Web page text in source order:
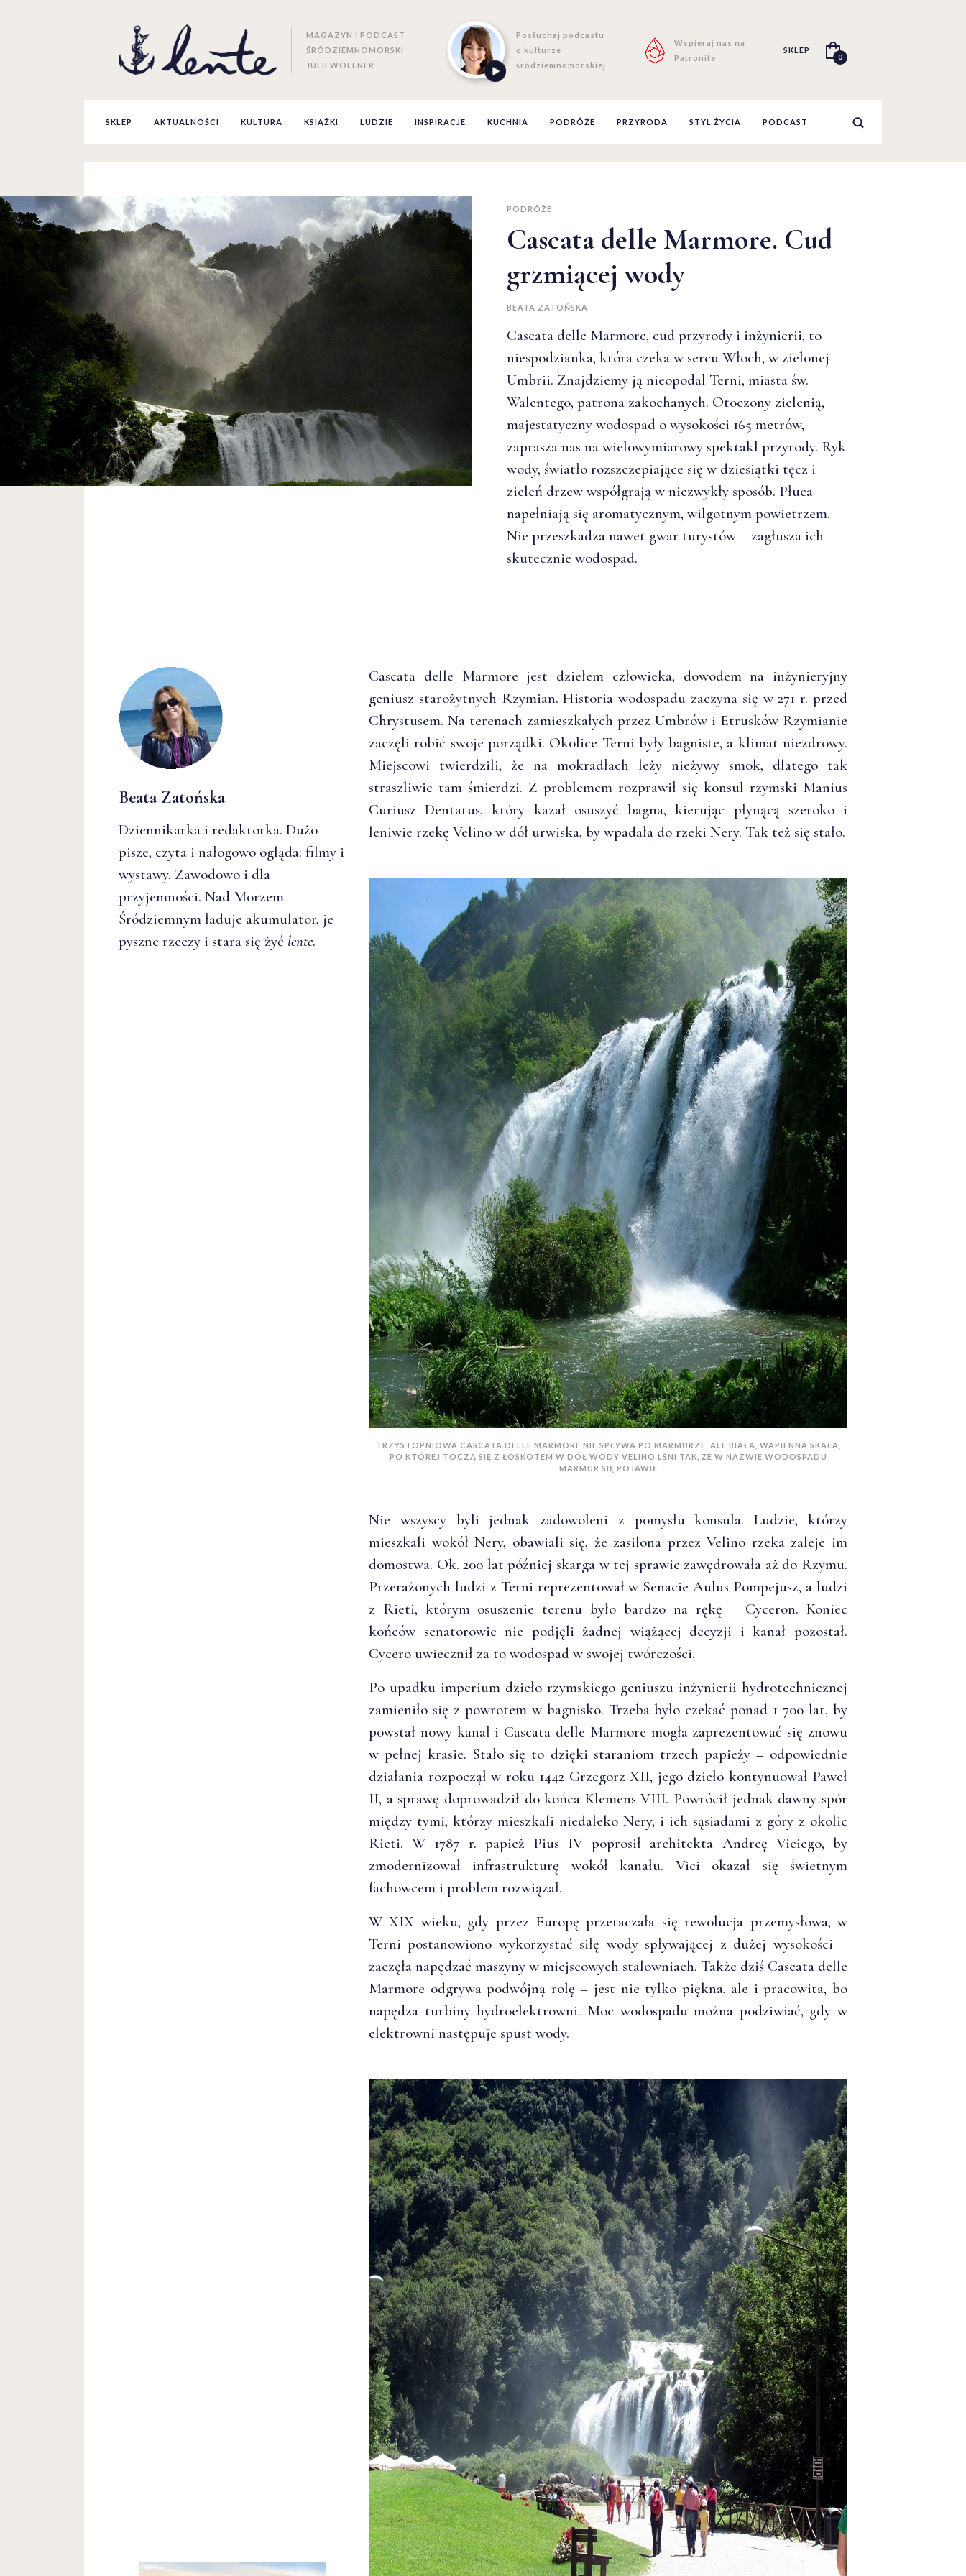
MAGAZYN I PODCAST
ŚRÓDZIEMNOMORSKI
JULII WOLLNER
Posłuchaj podcastu
o kulturze
śródziemnomorskiej
Wspieraj nas na
Patronite
SKLEP
0
SKLEP AKTUALNOŚCI KULTURA KSIĄŻKI LUDZIE INSPIRACJE KUCHNIA PODRÓŻE PRZYRODA STYL ŻYCIA PODCAST
PODRÓŻE
Cascata delle Marmore. Cud
grzmiącej wody
BEATA ZATOŃSKA
Cascata delle Marmore, cud przyrody i inżynierii, to
niespodzianka, która czeka w sercu Włoch, w zielonej
Umbrii. Znajdziemy ją nieopodal Terni, miasta św.
Walentego, patrona zakochanych. Otoczony zielenią,
majestatyczny wodospad o wysokości 165 metrów,
zaprasza nas na wielowymiarowy spektakl przyrody. Ryk
wody, światło rozszczepiające się w dziesiątki tęcz i
zieleń drzew współgrają w niezwykły sposób. Płuca
napełniają się aromatycznym, wilgotnym powietrzem.
Nie przeszkadza nawet gwar turystów – zagłusza ich
skutecznie wodospad.
Beata Zatońska
Dziennikarka i redaktorka. Dużo
pisze, czyta i nałogowo ogląda: filmy i
wystawy. Zawodowo i dla
przyjemności. Nad Morzem
Śródziemnym ładuje akumulator, je
pyszne rzeczy i stara się żyć lente.
Cascata delle Marmore jest dziełem człowieka, dowodem na inżynieryjny
geniusz starożytnych Rzymian. Historia wodospadu zaczyna się w 271 r. przed
Chrystusem. Na terenach zamieszkałych przez Umbrów i Etrusków Rzymianie
zaczęli robić swoje porządki. Okolice Terni były bagniste, a klimat niezdrowy.
Miejscowi twierdzili, że na mokradłach leży nieżywy smok, dlatego tak
straszliwie tam śmierdzi. Z problemem rozprawił się konsul rzymski Manius
Curiusz Dentatus, który kazał osuszyć bagna, kierując płynącą szeroko i
leniwie rzekę Velino w dół urwiska, by wpadała do rzeki Nery. Tak też się stało.
TRZYSTOPNIOWA CASCATA DELLE MARMORE NIE SPŁYWA PO MARMURZE, ALE BIAŁA, WAPIENNA SKAŁA,
PO KTÓREJ TOCZĄ SIĘ Z ŁOSKOTEM W DÓŁ WODY VELINO LŚNI TAK, ŻE W NAZWIE WODOSPADU
MARMUR SIĘ POJAWIŁ
Nie wszyscy byli jednak zadowoleni z pomysłu konsula. Ludzie, którzy
mieszkali wokół Nery, obawiali się, że zasilona przez Velino rzeka zaleje im
domostwa. Ok. 200 lat później skarga w tej sprawie zawędrowała aż do Rzymu.
Przerażonych ludzi z Terni reprezentował w Senacie Aulus Pompejusz, a ludzi
z Rieti, którym osuszenie terenu było bardzo na rękę – Cyceron. Koniec
końców senatorowie nie podjęli żadnej wiążącej decyzji i kanał pozostał.
Cycero uwiecznił za to wodospad w swojej twórczości.
Po upadku imperium dzieło rzymskiego geniuszu inżynierii hydrotechnicznej
zamieniło się z powrotem w bagnisko. Trzeba było czekać ponad 1 700 lat, by
powstał nowy kanał i Cascata delle Marmore mogła zaprezentować się znowu
w pełnej krasie. Stało się to dzięki staraniom trzech papieży – odpowiednie
działania rozpoczął w roku 1442 Grzegorz XII, jego dzieło kontynuował Paweł
II, a sprawę doprowadził do końca Klemens VIII. Powrócił jednak dawny spór
między tymi, którzy mieszkali niedaleko Nery, i ich sąsiadami z góry z okolic
Rieti. W 1787 r. papież Pius IV poprosił architekta Andreę Viciego, by
zmodernizował infrastrukturę wokół kanału. Vici okazał się świetnym
fachowcem i problem rozwiązał.
W XIX wieku, gdy przez Europę przetaczała się rewolucja przemysłowa, w
Terni postanowiono wykorzystać siłę wody spływającej z dużej wysokości –
zaczęła napędzać maszyny w miejscowych stalowniach. Także dziś Cascata delle
Marmore odgrywa podwójną rolę – jest nie tylko piękna, ale i pracowita, bo
napędza turbiny hydroelektrowni. Moc wodospadu można podziwiać, gdy w
elektrowni następuje spust wody.